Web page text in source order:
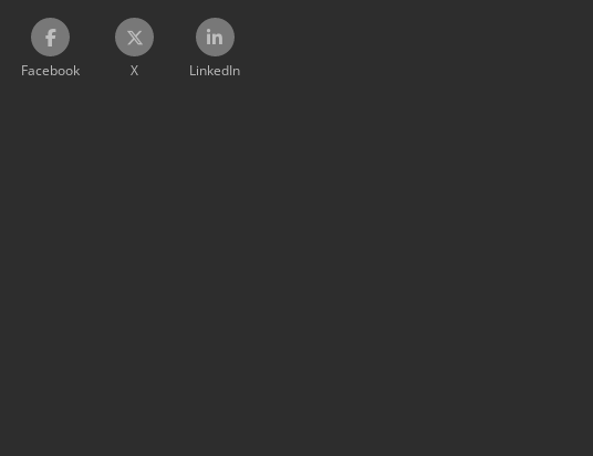
Facebook X LinkedIn